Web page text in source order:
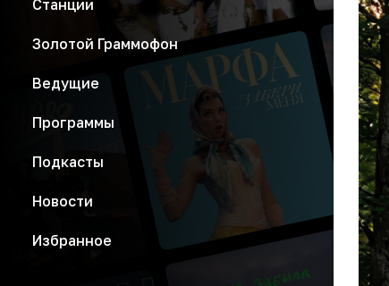
Станции
Золотой Граммофон
Ведущие
Программы
Подкасты
Новости
Избранное